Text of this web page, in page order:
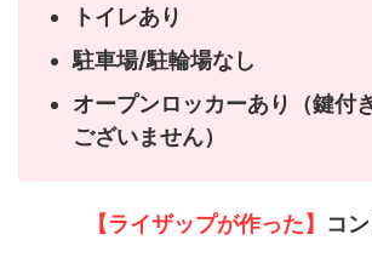
トイレあり
駐車場/駐輪場なし
オープンロッカーあり（鍵付
ございません）
【ライザップが作った】 コ